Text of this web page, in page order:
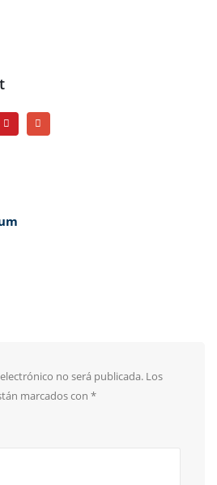
no será publicada. Los
marcados con *